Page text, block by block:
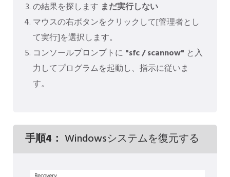
の結果を探します まだ実行しない
マウスの右ボタンをクリックして[管理者とし
て実行]を選択します。
コンソールプロンプトに "sfc / scannow" と入
力してプログラムを起動し、指示に従いま
す。
手順4： Windowsシステムを復元する